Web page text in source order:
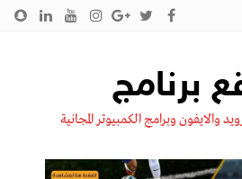
برنامج
والايفون وبرامج الكمبيوتر المجانية